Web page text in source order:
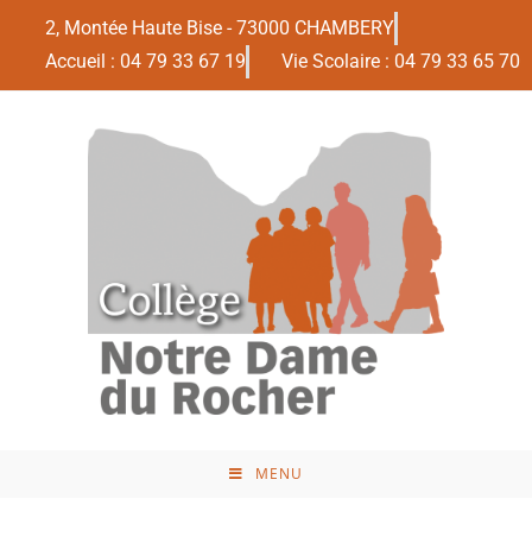
2, Montée Haute Bise - 73000 CHAMBERY
Accueil : 04 79 33 67 19
Vie Scolaire : 04 79 33 65 70
MENU